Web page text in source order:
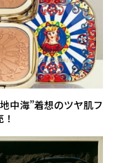
中海”着想のツヤ肌フ